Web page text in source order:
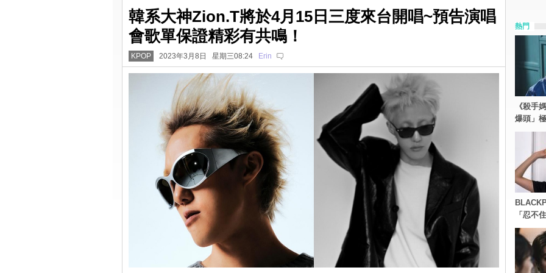
韓系大神Zion.T將於4月15日三度來台開唱~預告演唱
會歌單保證精彩有共鳴！
KPOP 2023年3月8日 星期三08:24 Erin
熱門
《殺手
爆頭」
「忍不